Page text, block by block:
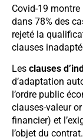
Covid-19 montre
dans 78% des
rejeté la
clauses
Les clauses
d’adaptation
l’ordre public
clauses-valeur
financier) et
l’objet du